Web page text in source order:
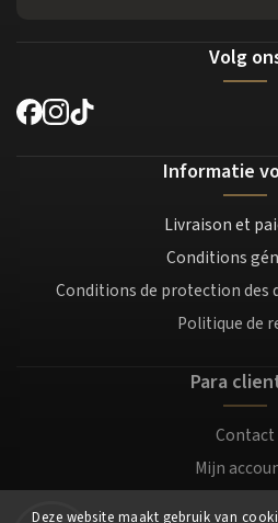
Deze website maakt gebruik van
Volg
Informatie
Livraison et
Conditions
Conditions de protection des
Politique de
Para
Contact
Mijn